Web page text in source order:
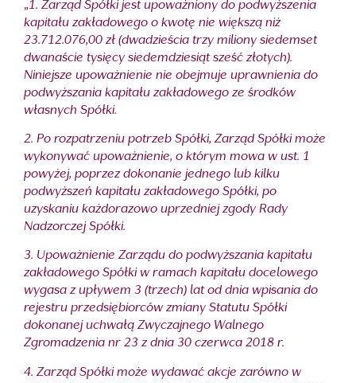
„1. Zarząd Spółki jest upoważniony do podwyższenia
kapitału zakładowego o kwotę nie większą niż
23.712.076,00 zł (dwadzieścia trzy miliony siedemset
dwanaście tysięcy siedemdziesiąt sześć złotych).
Niniejsze upoważnienie nie obejmuje uprawnienia do
podwyższania kapitału zakładowego ze środków
własnych Spółki.
2. Po rozpatrzeniu potrzeb Spółki, Zarząd Spółki może
wykonywać upoważnienie, o którym mowa w ust. 1
powyżej, poprzez dokonanie jednego lub kilku
podwyższeń kapitału zakładowego Spółki, po
uzyskaniu każdorazowo uprzedniej zgody Rady
Nadzorczej Spółki.
3. Upoważnienie Zarządu do podwyższania kapitału
zakładowego Spółki w ramach kapitału docelowego
wygasa z upływem 3 (trzech) lat od dnia wpisania do
rejestru przedsiębiorców zmiany Statutu Spółki
dokonanej uchwałą Zwyczajnego Walnego
Zgromadzenia nr 23 z dnia 30 czerwca 2018 r.
4. Zarząd Spółki może wydawać akcje zarówno w